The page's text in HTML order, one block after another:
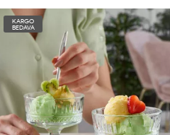
KARGO
BEDAVA